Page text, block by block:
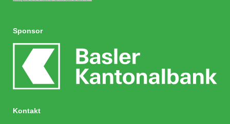
Sponsor
Kontakt